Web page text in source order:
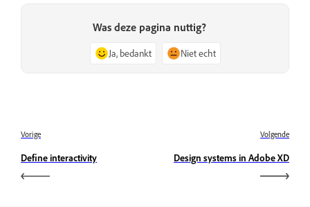
Was deze pagina nuttig?
Ja, bedankt Niet echt
Vorige
Define interactivity
Volgende
Design systems in Adobe XD